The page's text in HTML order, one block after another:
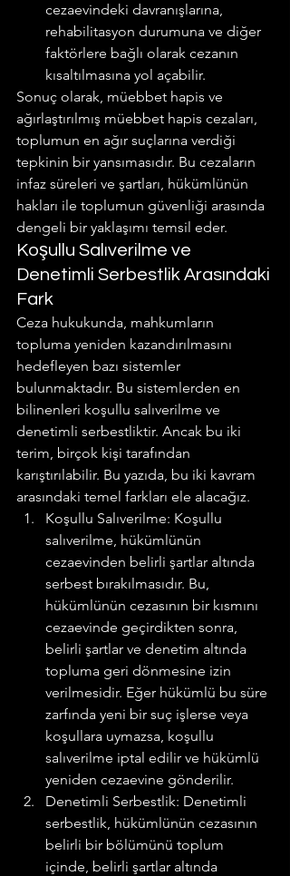
cezaevindeki davranışlarına,
rehabilitasyon durumuna ve diğer
faktörlere bağlı olarak cezanın
kısaltılmasına yol açabilir.
Sonuç olarak, müebbet hapis ve
ağırlaştırılmış müebbet hapis cezaları,
toplumun en ağır suçlarına verdiği
tepkinin bir yansımasıdır. Bu cezaların
infaz süreleri ve şartları, hükümlünün
hakları ile toplumun güvenliği arasında
dengeli bir yaklaşımı temsil eder.
Koşullu Salıverilme ve
Denetimli Serbestlik Arasındaki
Fark
Ceza hukukunda, mahkumların
topluma yeniden kazandırılmasını
hedefleyen bazı sistemler
bulunmaktadır. Bu sistemlerden en
bilinenleri koşullu salıverilme ve
denetimli serbestliktir. Ancak bu iki
terim, birçok kişi tarafından
karıştırılabilir. Bu yazıda, bu iki kavram
arasındaki temel farkları ele alacağız.
Koşullu Salıverilme: Koşullu
salıverilme, hükümlünün
cezaevinden belirli şartlar altında
serbest bırakılmasıdır. Bu,
hükümlünün cezasının bir kısmını
cezaevinde geçirdikten sonra,
belirli şartlar ve denetim altında
topluma geri dönmesine izin
verilmesidir. Eğer hükümlü bu süre
zarfında yeni bir suç işlerse veya
koşullara uymazsa, koşullu
salıverilme iptal edilir ve hükümlü
yeniden cezaevine gönderilir.
Denetimli Serbestlik: Denetimli
serbestlik, hükümlünün cezasının
belirli bir bölümünü toplum
içinde, belirli şartlar altında